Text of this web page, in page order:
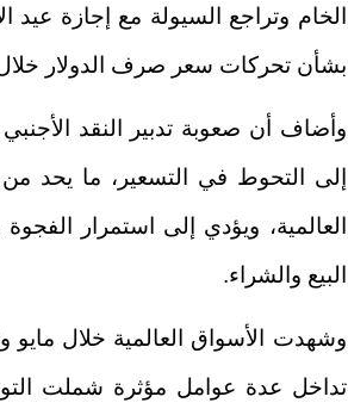
الخام وتراجع السيولة مع إجازة
بشأن تحركات سعر صرف الدولار خلال
وأضاف أن صعوبة تدبير النقد الأجنبي
إلى التحوط في التسعير، ما يحد من
العالمية، ويؤدي إلى استمرار
البيع والشراء.
وشهدت الأسواق العالمية خلال مايو
تداخل عدة عوامل مؤثرة شملت